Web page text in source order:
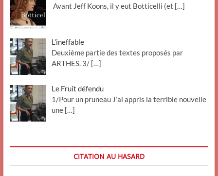
Avant Jeff Koons, il y eut Botticelli (et […]
L’ineffable
Deuxième partie des textes proposés par
ARTHES. 3/ […]
Le Fruit défendu
1/Pour un pruneau J’ai appris la terrible nouvelle
une […]
CITATION AU HASARD